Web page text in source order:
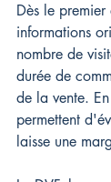
Dès le
informations
nombre de
durée de
de la vente.
permettent
laisse une